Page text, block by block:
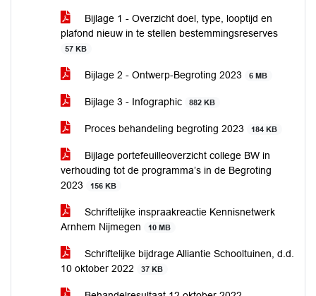
Bijlage 1 - Overzicht doel, type, looptijd en
plafond nieuw in te stellen bestemmingsreserves
57 KB
Bijlage 2 - Ontwerp-Begroting 2023 6 MB
Bijlage 3 - Infographic 882 KB
Proces behandeling begroting 2023 184 KB
Bijlage portefeuilleoverzicht college BW in
verhouding tot de programma’s in de Begroting
2023
156 KB
Schriftelijke inspraakreactie Kennisnetwerk
Arnhem Nijmegen
10 MB
Schriftelijke bijdrage Alliantie Schooltuinen, d.d.
10 oktober 2022
37 KB